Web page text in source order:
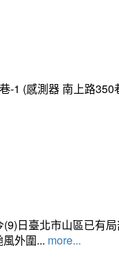
-1 (感測器 南上路
日臺北市山區已有
外圍... more...